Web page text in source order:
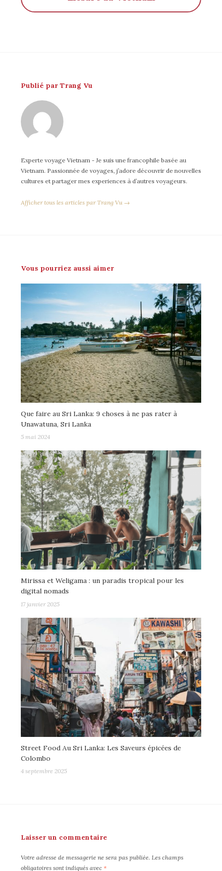
Publié par Trang Vu
Experte voyage Vietnam - Je suis une francophile basée au
Vietnam. Passionnée de voyages, j’adore découvrir de nouvelles
cultures et partager mes experiences à d’autres voyageurs.
Afficher tous les articles par Trang Vu →
Vous pourriez aussi aimer
Que faire au Sri Lanka: 9 choses à ne pas rater à
Unawatuna, Sri Lanka
5 mai 2024
Mirissa et Weligama : un paradis tropical pour les
digital nomads
17 janvier 2025
Street Food Au Sri Lanka: Les Saveurs épicées de
Colombo
4 septembre 2025
Laisser un commentaire
Votre adresse de messagerie ne sera pas publiée. Les champs
obligatoires sont indiqués avec *